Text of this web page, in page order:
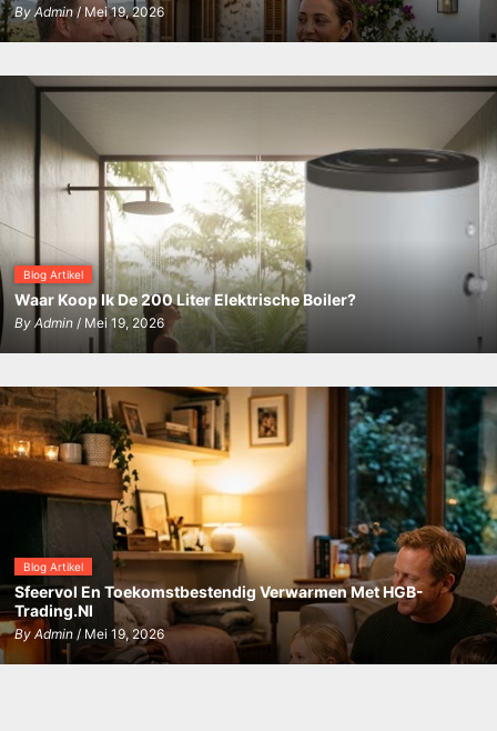
By Admin/ Mei 19, 2026
Blog Artikel
Waar Koop Ik De 200 Liter Elektrische Boiler?
By Admin/ Mei 19, 2026
Blog Artikel
Sfeervol En Toekomstbestendig Verwarmen Met HGB-
Trading.nl
By Admin/ Mei 19, 2026